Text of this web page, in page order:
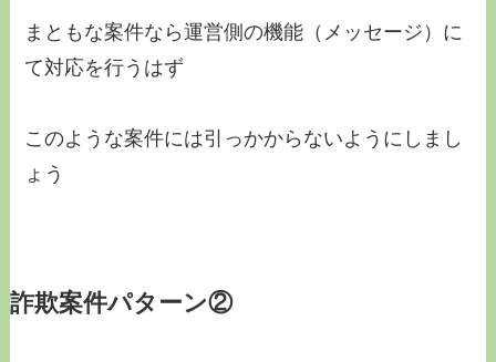
まともな案件なら運営側の機能（メッセージ）に
て対応を行うはず
このような案件には引っかからないようにしまし
ょう
詐欺案件パターン②